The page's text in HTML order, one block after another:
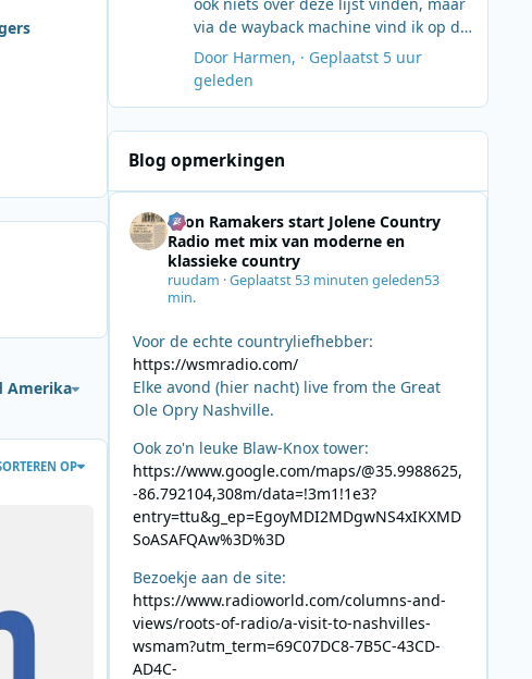
Amerika
OP
via de wayback machine vind ik op de
site van de TROS iets uit 2001:
[Verborgen inhoud]
Door Harmen, · Geplaatst 5 uur
geleden
Blog opmerkingen
Leon Ramakers start Jolene Country
Radio met mix van moderne en
klassieke country
ruudam ·Geplaatst 53 minuten geleden53
min.
Voor de echte countryliefhebber:
https://wsmradio.com/
Elke avond (hier nacht) live from the Great
Ole Opry Nashville.
Ook zo'n leuke Blaw-Knox tower:
https://www.google.com/maps/@35.9988625,
-86.792104,308m/data=!3m1!1e3?
entry=ttu&g_ep=EgoyMDI2MDgwNS4xIKXMD
SoASAFQAw%3D%3D
Bezoekje aan de site:
https://www.radioworld.com/columns-and-
views/roots-of-radio/a-visit-to-nashvilles-
wsmam?utm_term=69C07DC8-7B5C-43CD-
AD4C-